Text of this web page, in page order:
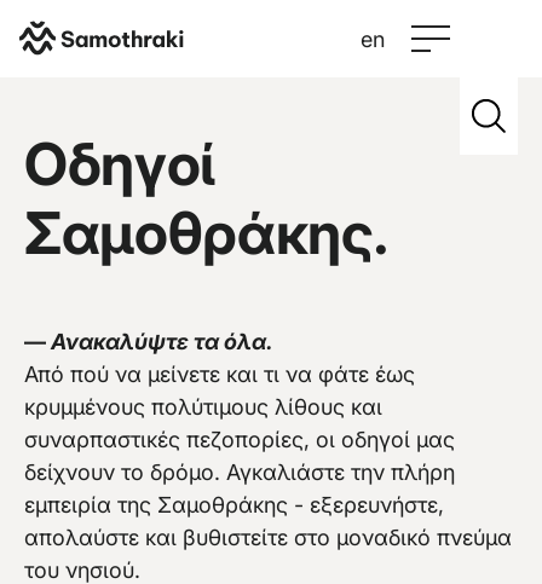
en
Vew more
Οδηγοί
Σαμοθράκης.
—Ανακαλύψτε τα όλα.
Από πού να μείνετε και τι να φάτε έως
κρυμμένους πολύτιμους λίθους και
συναρπαστικές πεζοπορίες, οι οδηγοί μας
δείχνουν το δρόμο. Αγκαλιάστε την πλήρη
εμπειρία της Σαμοθράκης - εξερευνήστε,
απολαύστε και βυθιστείτε στο μοναδικό πνεύμα
του νησιού.